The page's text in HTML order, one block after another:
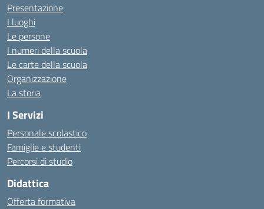
Presentazione
I luoghi
Le persone
I numeri della scuola
Le carte della scuola
Organizzazione
La storia
I Servizi
Personale scolastico
Famiglie e studenti
Percorsi di studio
Didattica
Offerta formativa